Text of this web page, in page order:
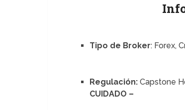
Tipo de Broker: Forex,
Regulación:Capstone
CUIDADO –